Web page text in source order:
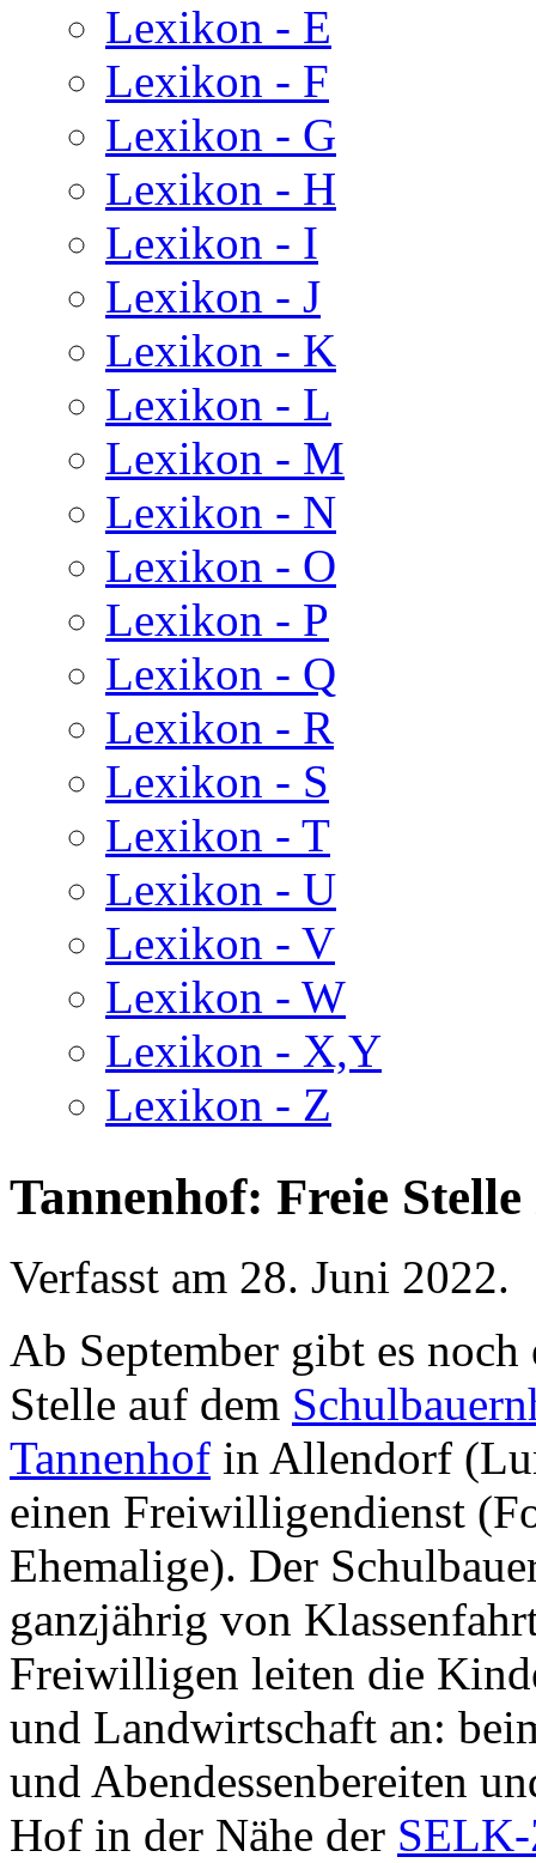
Lexikon - E
Lexikon - F
Lexikon - G
Lexikon - H
Lexikon - I
Lexikon - J
Lexikon - K
Lexikon - L
Lexikon - M
Lexikon - N
Lexikon - O
Lexikon - P
Lexikon - Q
Lexikon - R
Lexikon - S
Lexikon - T
Lexikon - U
Lexikon - V
Lexikon - W
Lexikon - X,Y
Lexikon - Z
Tannenhof: Freie
Verfasst am 28. Juni 2022.
Ab September gibt es noch
Stelle auf dem
Tannenhof in Allendorf
einen Freiwilligendienst
Ehemalige). Der
ganzjährig von
Freiwilligen leiten die
und Landwirtschaft an:
und Abendessenbereiten
Hof in der Nähe der